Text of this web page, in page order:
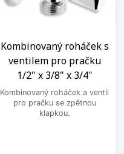
Kombinovaný roháček s
ventilem pro pračku
1/2" x 3/8" x 3/4"
Kombinovaný roháček a ventil
pro pračku se zpětnou
klapkou.